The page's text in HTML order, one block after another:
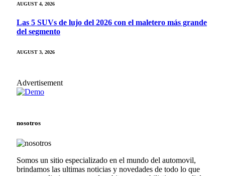
AUGUST 4, 2026
Las 5 SUVs de lujo del 2026 con el maletero más grande
del segmento
AUGUST 3, 2026
Advertisement
nosotros
Somos un sitio especializado en el mundo del automovil,
brindamos las ultimas noticias y novedades de todo lo que